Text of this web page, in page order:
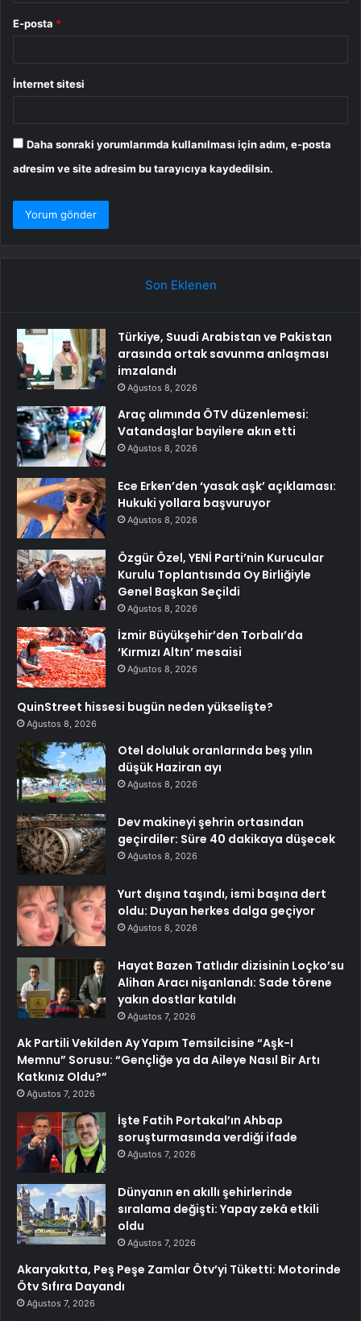
E-posta *
İnternet sitesi
Daha sonraki yorumlarımda kullanılması için adım, e-posta
adresim ve site adresim bu tarayıcıya kaydedilsin.
Son Eklenen
Türkiye, Suudi Arabistan ve Pakistan
arasında ortak savunma anlaşması
imzalandı
Ağustos 8, 2026
Araç alımında ÖTV düzenlemesi:
Vatandaşlar bayilere akın etti
Ağustos 8, 2026
Ece Erken’den ‘yasak aşk’ açıklaması:
Hukuki yollara başvuruyor
Ağustos 8, 2026
Özgür Özel, YENİ Parti’nin Kurucular
Kurulu Toplantısında Oy Birliğiyle
Genel Başkan Seçildi
Ağustos 8, 2026
İzmir Büyükşehir’den Torbalı’da
‘Kırmızı Altın’ mesaisi
Ağustos 8, 2026
QuinStreet hissesi bugün neden yükselişte?
Ağustos 8, 2026
Otel doluluk oranlarında beş yılın
düşük Haziran ayı
Ağustos 8, 2026
Dev makineyi şehrin ortasından
geçirdiler: Süre 40 dakikaya düşecek
Ağustos 8, 2026
Yurt dışına taşındı, ismi başına dert
oldu: Duyan herkes dalga geçiyor
Ağustos 8, 2026
Hayat Bazen Tatlıdır dizisinin Loçko’su
Alihan Aracı nişanlandı: Sade törene
yakın dostlar katıldı
Ağustos 7, 2026
Ak Partili Vekilden Ay Yapım Temsilcisine “Aşk-I
Memnu” Sorusu: “Gençliğe ya da Aileye Nasıl Bir Artı
Katkınız Oldu?”
Ağustos 7, 2026
İşte Fatih Portakal’ın Ahbap
soruşturmasında verdiği ifade
Ağustos 7, 2026
Dünyanın en akıllı şehirlerinde
sıralama değişti: Yapay zekâ etkili
oldu
Ağustos 7, 2026
Akaryakıtta, Peş Peşe Zamlar Ötv’yi Tüketti: Motorinde
Ötv Sıfıra Dayandı
Ağustos 7, 2026